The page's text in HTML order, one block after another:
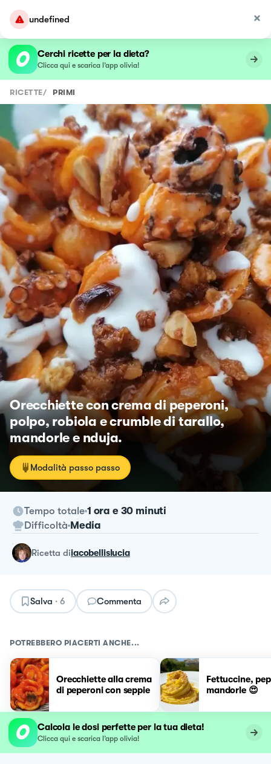
undefined
Cerchi ricette per la dieta?
Clicca qui e scarica l’app olivia!
RICETTE/ PRIMI
Orecchiette con crema di peperoni,
polpo, robiola e crumble di tarallo,
mandorle e nduja.
Modalità passo passo
Tempo totale 1 ora e 30 minuti
Difficoltà Media
ricetta diiacobellislucia
Salva · 6 Commenta
POTREBBERO PIACERTI ANCHE...
Orecchiette alla crema
di peperoni con seppie
Fettuccine,
mandorle 😍
Calcola le dosi perfette per la tua dieta!
Clicca qui e scarica l’app olivia!